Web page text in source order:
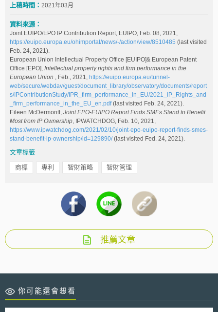
上稿時間： 2021年03月
資料來源：
Joint EUIPO/EPO IP Contribution Report, EUIPO, Feb. 08, 2021,
https://euipo.europa.eu/ohimportal/news/-/action/view/8510485 (last visited
Feb. 24, 2021).
European Union Intellectual Property Office [EUIPO]& European Patent
Office [EPO], Intellectual property rights and firm performance in the
European Union , Feb., 2021, https://euipo.europa.eu/tunnel-
web/secure/webdav/guest/document_library/observatory/documents/report
s/IPContributionStudy/IPR_firm_performance_in_EU/2021_IP_Rights_and
_firm_performance_in_the_EU_en.pdf(last visited Feb. 24, 2021).
Eileen McDermontt, Joint EPO-EUIPO Report Finds SMEs Stand to Benefit
Most from IP Ownership, IPWATCHDOG, Feb. 10, 2021,
https://www.ipwatchdog.com/2021/02/10/joint-epo-euipo-report-finds-smes-
stand-benefit-ip-ownership/id=129890/(last visited Fed. 24, 2021).
文章標籤
商標 專利 智財策略 智財管理
推薦文章
你可能還會想看